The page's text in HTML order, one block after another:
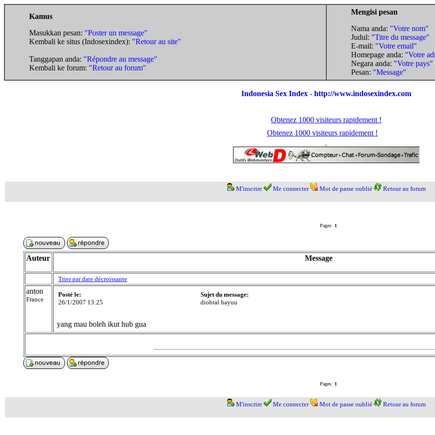
Kamus
Masukkan pesan: "Poster un message"
Kembali ke situs (Indosexindex): "Retour au site"
Tanggapan anda: "Répondre au message"
Kembali ke forum: "Retour au forum"
Mengisi pesan
Nama anda: "Votre nom"
Judul: "Titre du message"
E-mail: "Votre email"
Homepage anda: "Votre
Negara anda: "Votre pays"
Pesan: "Message"
Indonesia Sex Index - http://www.indosexindex.com
Obtenez 1000 visiteurs rapidement !
Obtenez 1000 visiteurs rapidement !
M'inscrire Me connecter Mot de passe oublié Retour au forum
Pages: 1
Auteur Message
Trier par date décroissante
anton
France
Posté le:
26/1/2007 13:25
Sujet du message:
diobral hayuu
yang mau boleh ikut hub gua
Pages: 1
M'inscrire Me connecter Mot de passe oublié Retour au forum